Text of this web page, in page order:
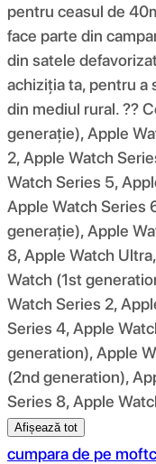
pentru ceasul de
face parte din
din satele
achiziția ta, pentru a
din mediul rural. ??
generație), Apple
2, Apple Watch
Watch Series 5,
Apple Watch Series
generație), Apple
8, Apple Watch
Watch (1st
Watch Series 2,
Series 4, Apple
generation), Apple
(2nd generation),
Series 8, Apple
Afișează tot
cumpara de pe